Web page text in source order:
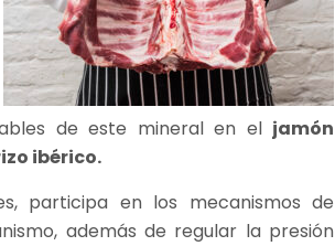
de este mineral en el jamón
ibérico.
participa en los mecanismos de
además de regular la presión